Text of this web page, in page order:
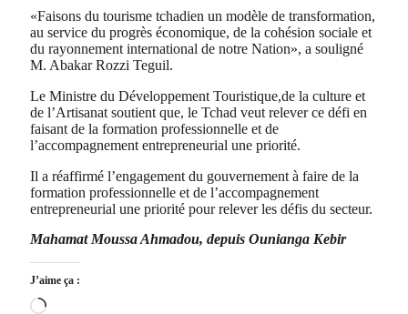
«Faisons du tourisme tchadien un modèle de transformation,
au service du progrès économique, de la cohésion sociale et
du rayonnement international de notre Nation», a souligné
M. Abakar Rozzi Teguil.
Le Ministre du Développement Touristique,de la culture et
de l’Artisanat soutient que, le Tchad veut relever ce défi en
faisant de la formation professionnelle et de
l’accompagnement entrepreneurial une priorité.
Il a réaffirmé l’engagement du gouvernement à faire de la
formation professionnelle et de l’accompagnement
entrepreneurial une priorité pour relever les défis du secteur.
Mahamat Moussa Ahmadou, depuis Ounianga Kebir
J’aime ça :
Chargement…